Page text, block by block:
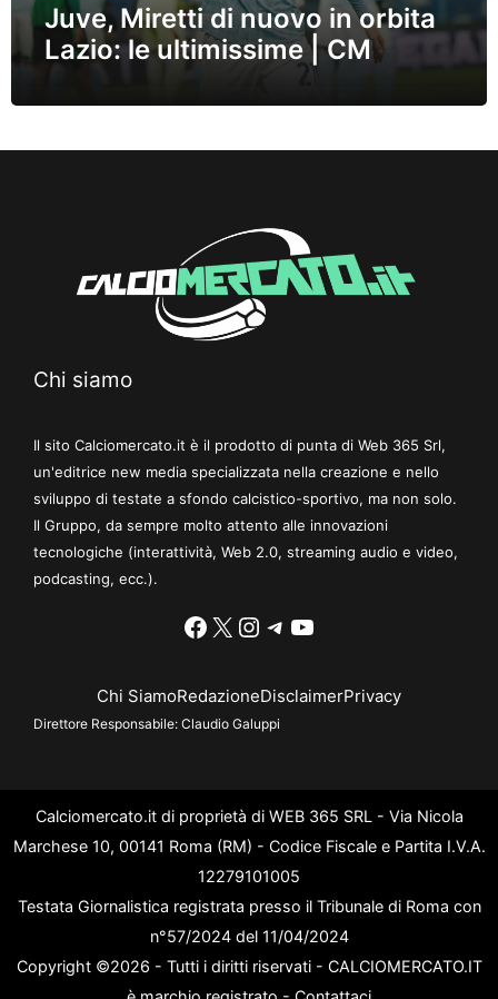
Juve, Miretti di nuovo in orbita
Lazio: le ultimissime | CM
Chi siamo
Il sito Calciomercato.it è il prodotto di punta di Web 365 Srl,
un'editrice new media specializzata nella creazione e nello
sviluppo di testate a sfondo calcistico-sportivo, ma non solo.
Il Gruppo, da sempre molto attento alle innovazioni
tecnologiche (interattività, Web 2.0, streaming audio e video,
podcasting, ecc.).
Facebook
X Instagram
Telegram
YouTube
Chi SiamoRedazioneDisclaimerPrivacy
Direttore Responsabile: Claudio Galuppi
Calciomercato.it di proprietà di WEB 365 SRL - Via Nicola
Marchese 10, 00141 Roma (RM) - Codice Fiscale e Partita I.V.A.
12279101005
Testata Giornalistica registrata presso il Tribunale di Roma con
n°57/2024 del 11/04/2024
Copyright ©2026 - Tutti i diritti riservati - CALCIOMERCATO.IT